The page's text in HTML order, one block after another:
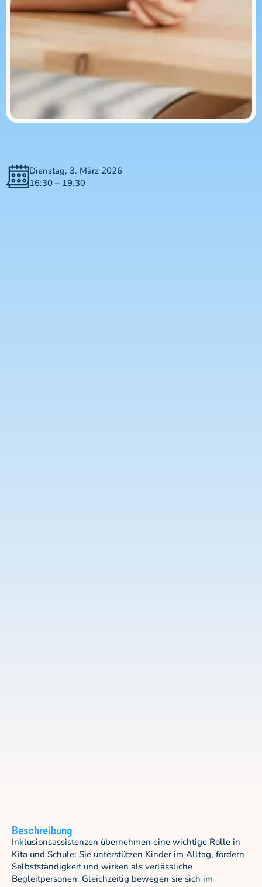
Dienstag, 3. März 2026
16:30 – 19:30
Beschreibung
Inklusionsassistenzen übernehmen eine wichtige Rolle in
Kita und Schule: Sie unterstützen Kinder im Alltag, fördern
Selbstständigkeit und wirken als verlässliche
Begleitpersonen. Gleichzeitig bewegen sie sich im